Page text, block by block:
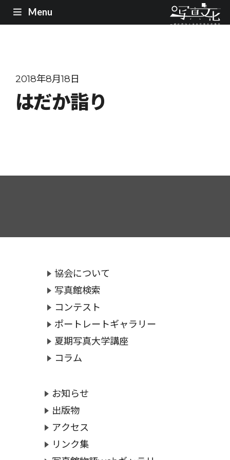
Menu
2018年8月18日
はだか詣り
協会について
写真館検索
コンテスト
ポートレートギャラリー
夏期写真大学講座
コラム
お知らせ
出版物
アクセス
リンク集